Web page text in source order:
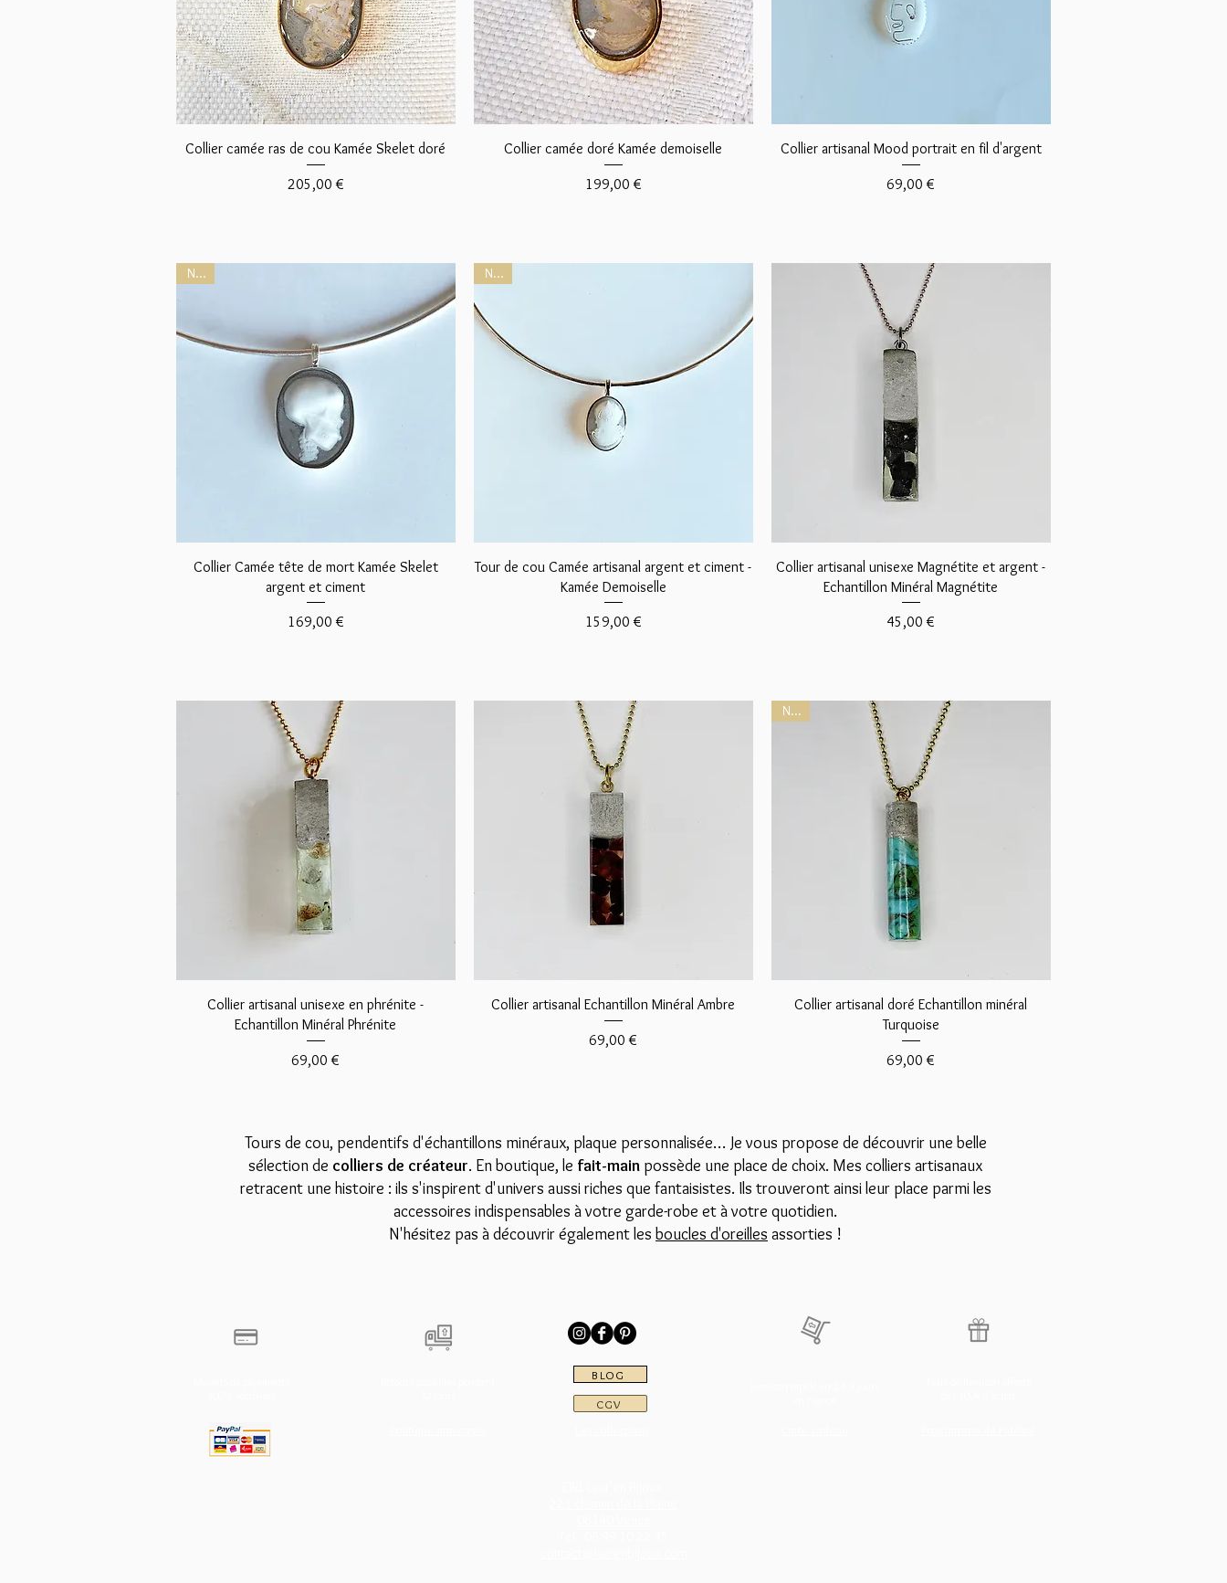
Aperçu rapide
Collier camée ras de cou Kamée Skelet doré
Prix
205,00 €
Aperçu rapide
Collier camée doré Kamée demoiselle
Prix
199,00 €
Aperçu rapide
Collier artisanal Mood portrait en fil d'argent
Prix
69,00 €
Aperçu rapide
NEW
Collier Camée tête de mort Kamée Skelet
argent et ciment
Prix
169,00 €
Aperçu rapide
NEW
Tour de cou Camée artisanal argent et ciment -
Kamée Demoiselle
Prix
159,00 €
Aperçu rapide
Collier artisanal unisexe Magnétite et argent -
Echantillon Minéral Magnétite
Prix
45,00 €
Aperçu rapide
Collier artisanal unisexe en phrénite -
Echantillon Minéral Phrénite
Prix
69,00 €
Aperçu rapide
Collier artisanal Echantillon Minéral Ambre
Prix
69,00 €
Aperçu rapide
NEW
Collier artisanal doré Echantillon minéral
Turquoise
Prix
69,00 €
Tours de cou, pendentifs d'échantillons minéraux, plaque personnalisée… Je vous propose de découvrir une belle
sélection de colliers de créateur. En boutique, le fait-main possède une place de choix. Mes colliers artisanaux
retracent une histoire : ils s'inspirent d'univers aussi riches que fantaisistes. Ils trouveront ainsi leur place parmi les
accessoires indispensables à votre garde-robe et à votre quotidien.
N'hésitez pas à découvrir également les boucles d'oreilles assorties !
BLOG
CGV